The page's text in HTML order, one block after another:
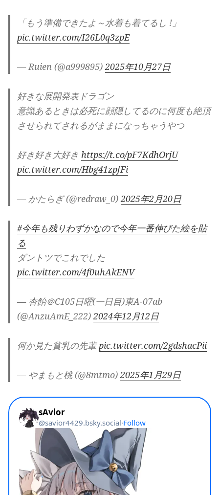
「もう準備できたよ～水着も着てるし !」
pic.twitter.com/I26L0q3zpE
— Ruien (@a999895)2025年10月27日
好きな展開発表ドラゴン
意識あるときは必死に顔隠してるのに何度も絶頂
させられてされるがままになっちゃうやつ
好き好き大好き https://t.co/pF7KdhOrjU
pic.twitter.com/Hbg41zpfFi
— かたらぎ (@redraw_0)2025年2月20日
#今年も残りわずかなので今年一番伸びた絵を貼
る
ダントツでこれでした
pic.twitter.com/4f0uhAkENV
— 杏飴＠C105日曜(一日目)東A-07ab
(@AnzuAmE_222)2024年12月12日
何か見た貧乳の先輩pic.twitter.com/2gdshacPii
— やまもと桃 (@8mtmo)2025年1月29日